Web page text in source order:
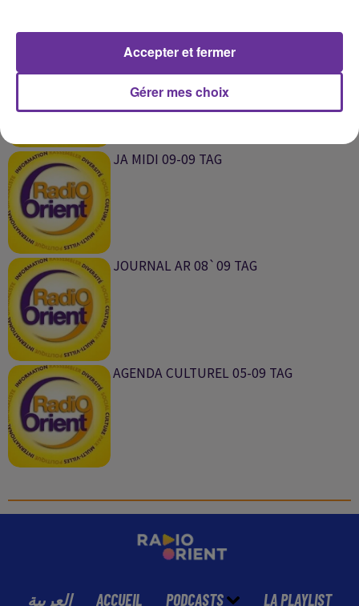
SADDA AL MACHREK 09`09 TAG
JA MIDI 09-09 TAG
JOURNAL AR 08`09 TAG
AGENDA CULTUREL 05-09 TAG
العربية ACCUEIL PODCASTS LA PLAYLIST
Gérer mes choix
Accepter et fermer